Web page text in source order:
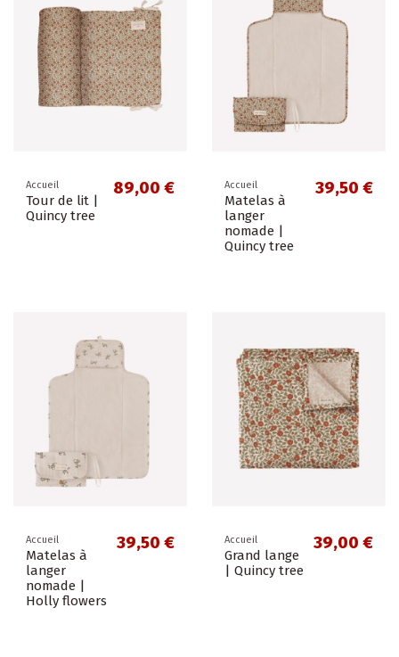
Accueil
Tour de lit |
Quincy tree
89,00 € Accueil
Matelas à
langer
nomade |
Quincy tree
39,50 €
Accueil
Matelas à
langer
nomade |
Holly flowers
39,50 € Accueil
Grand lange
| Quincy tree
39,00 €